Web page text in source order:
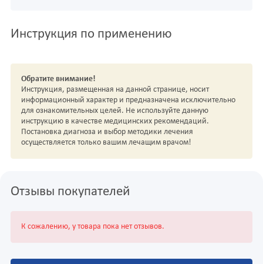
Инструкция по применению
Обратите внимание!
Инструкция, размещенная на данной странице, носит
информационный характер и предназначена исключительно
для ознакомительных целей. Не используйте данную
инструкцию в качестве медицинских рекомендаций.
Постановка диагноза и выбор методики лечения
осуществляется только вашим лечащим врачом!
Отзывы покупателей
К сожалению, у товара пока нет отзывов.